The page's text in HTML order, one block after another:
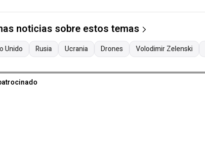
noticias sobre estos temas
Unido Rusia Ucrania Drones Volodimir Zelenski